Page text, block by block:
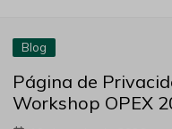
Blog
Página de
Workshop OPEX